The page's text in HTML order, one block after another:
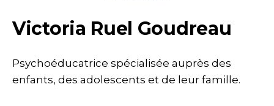
Victoria Ruel Goudreau
Psychoéducatrice spécialisée auprès des
enfants, des adolescents et de leur famille.